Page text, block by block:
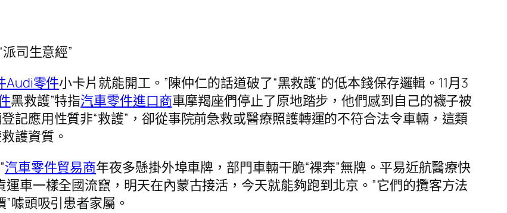
司生意經”
Audi零件小卡片就能開工。”陳仲仁的話道破了“黑救護”的低本錢保存邏輯。11月3
黑救護”特指汽車零件進口商車摩羯座們停止了原地踏步，他們感到自己的襪子被
記應用性質非“救護”，卻從事院前急救或醫療照護轉運的不符合法令車輛，這類
護資質。
汽車零件貿易商年夜多懸掛外埠車牌，部門車輛干脆“裸奔”無牌。平易近航醫療快
車一樣全國流竄，明天在內蒙古接活，今天就能夠跑到北京。”它們的攬客方法
噱頭吸引患者家屬。